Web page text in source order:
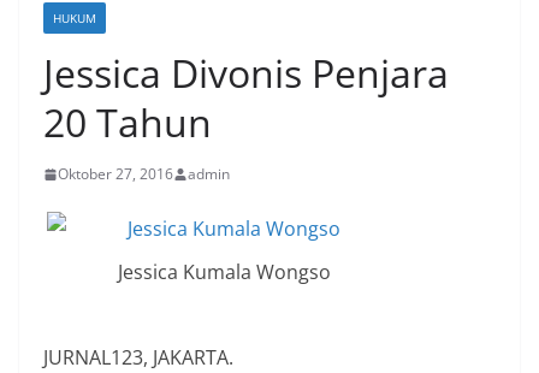
HUKUM
Jessica Divonis Penjara
20 Tahun
Oktober 27, 2016 admin
Jessica Kumala Wongso
JURNAL123, JAKARTA.